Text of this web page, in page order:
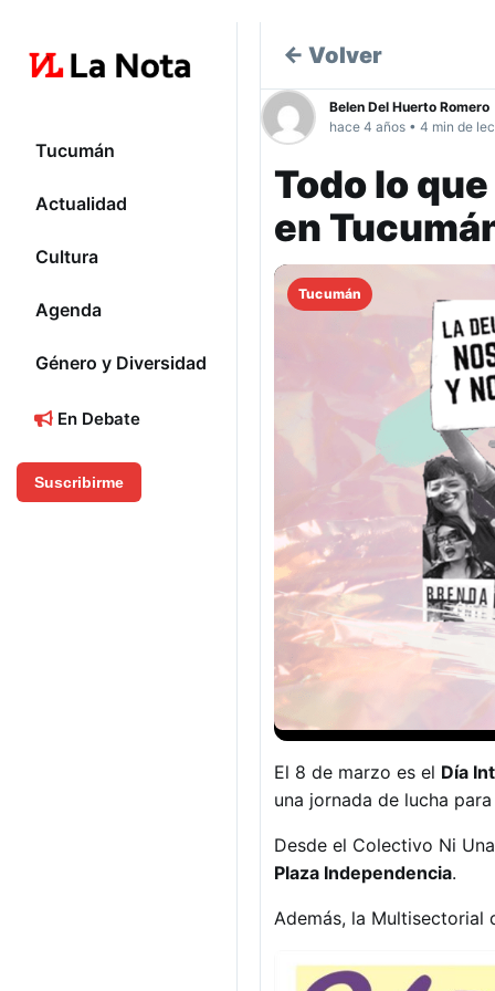
Tucumán
Actualidad
Cultura
Agenda
Género y Diversidad
En Debate
Suscribirme
← Volver
Belen Del Huerto Romero
hace 4 años • 4 min de
Todo lo
en
Tucumán
El 8 de marzo es el Día
una jornada de lucha
Desde el Colectivo Ni
Plaza Independencia.
Además, la Multisectorial